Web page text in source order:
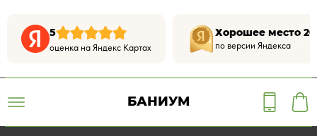
5
оценка на Яндекс Картах
Хорошее место
по версии Яндекса
БАНИУМ